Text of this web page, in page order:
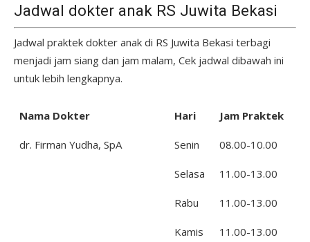
Jadwal dokter anak RS Juwita Bekasi
Jadwal praktek dokter anak di RS Juwita Bekasi terbagi
menjadi jam siang dan jam malam, Cek jadwal dibawah ini
untuk lebih lengkapnya.
Nama Dokter Hari Jam Praktek
dr. Firman Yudha, SpA Senin 08.00-10.00
Selasa 11.00-13.00
Rabu 11.00-13.00
Kamis 11.00-13.00